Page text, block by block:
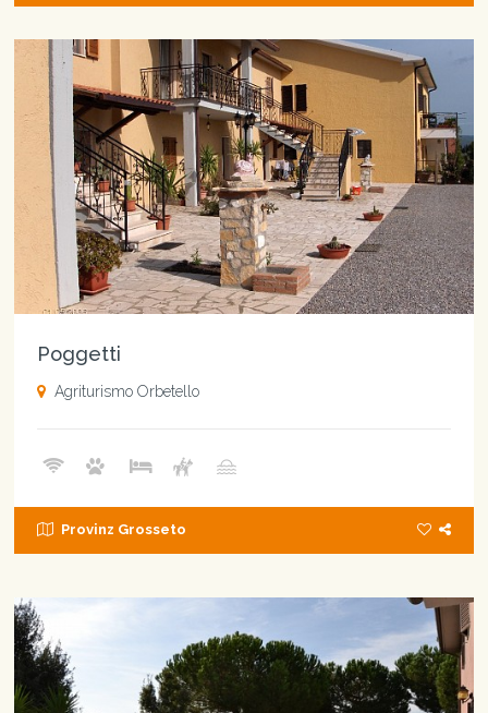
Poggetti
Agriturismo Orbetello
Provinz Grosseto